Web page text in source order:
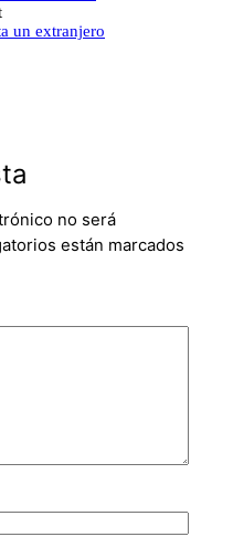
un extranjero
no será
están marcados